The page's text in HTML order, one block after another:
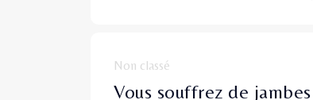
Non classé
Vous souffrez de